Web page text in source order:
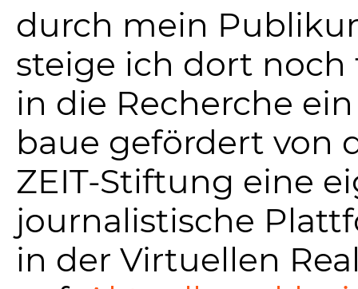
durch mein
steige ich dort noch
in die Recherche
baue gefördert von
ZEIT-Stiftung eine
journalistische
in der Virtuellen